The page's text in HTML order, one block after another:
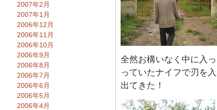
全然お構いなく中に入
っていたナイフで刃を
出てきた！
2007年2月
2007年1月
2006年12月
2006年11月
2006年10月
2006年9月
2006年8月
2006年7月
2006年6月
2006年5月
2006年4月